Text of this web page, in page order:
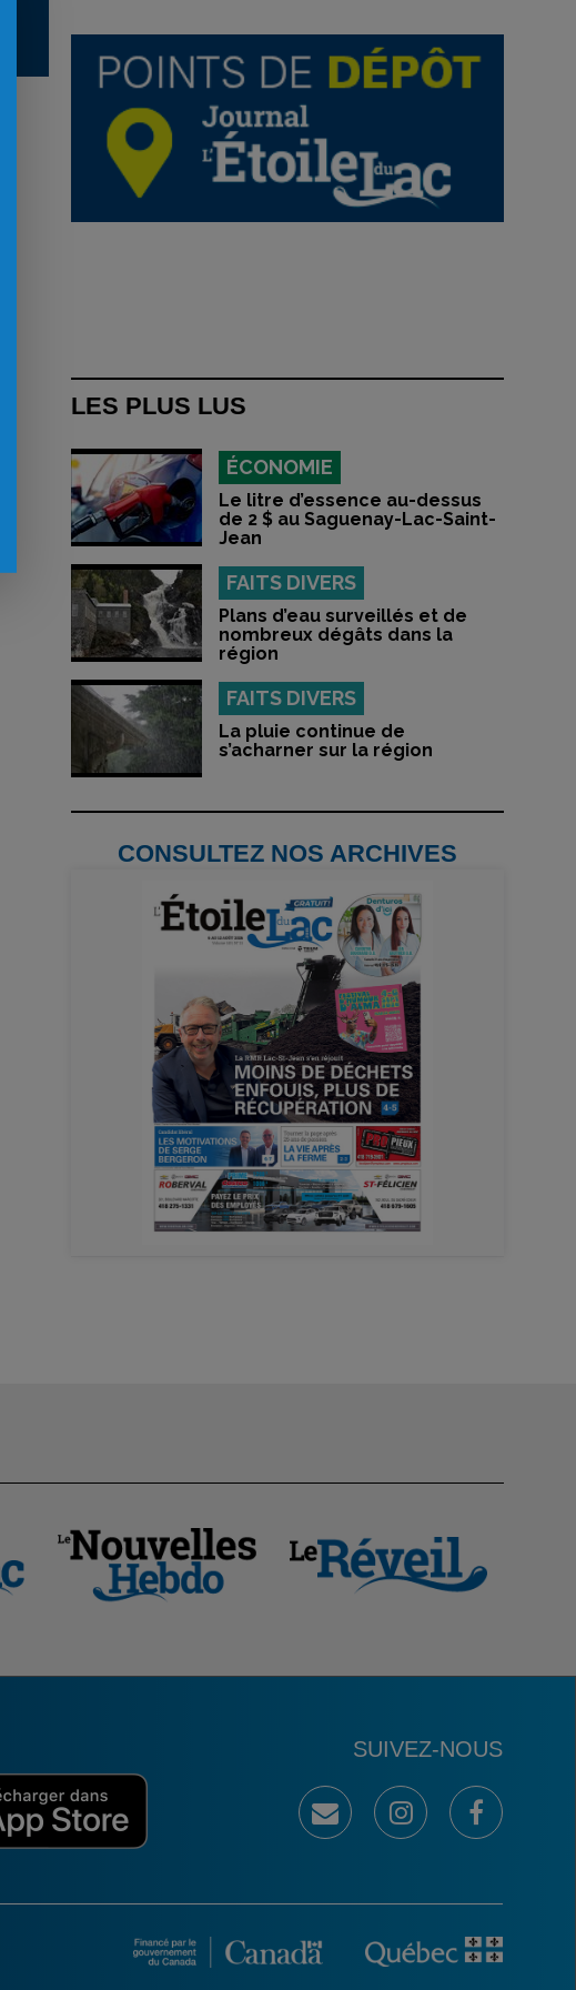
LES PLUS LUS
ÉCONOMIE
Le litre d’essence au-dessus
de 2 $ au Saguenay-Lac-Saint-
Jean
FAITS DIVERS
Plans d’eau surveillés et de
nombreux dégâts dans la
région
FAITS DIVERS
La pluie continue de
s’acharner sur la région
CONSULTEZ NOS ARCHIVES
SUIVEZ-NOUS